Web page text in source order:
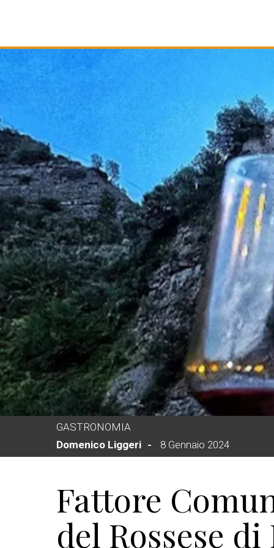
GASTRONOMIA
Domenico Liggeri
8 Gennaio 2024
Fattore
del Rossese